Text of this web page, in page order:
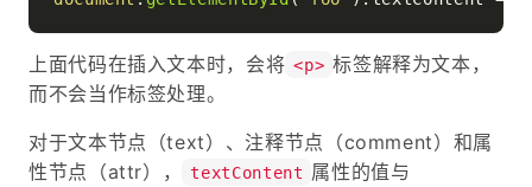
上面代码在插入文本时，会将 <p> 标签解释为文本，
而不会当作标签处理。
对于文本节点（text）、注释节点（comment）和属
性节点（attr），
textContent 属性的值与